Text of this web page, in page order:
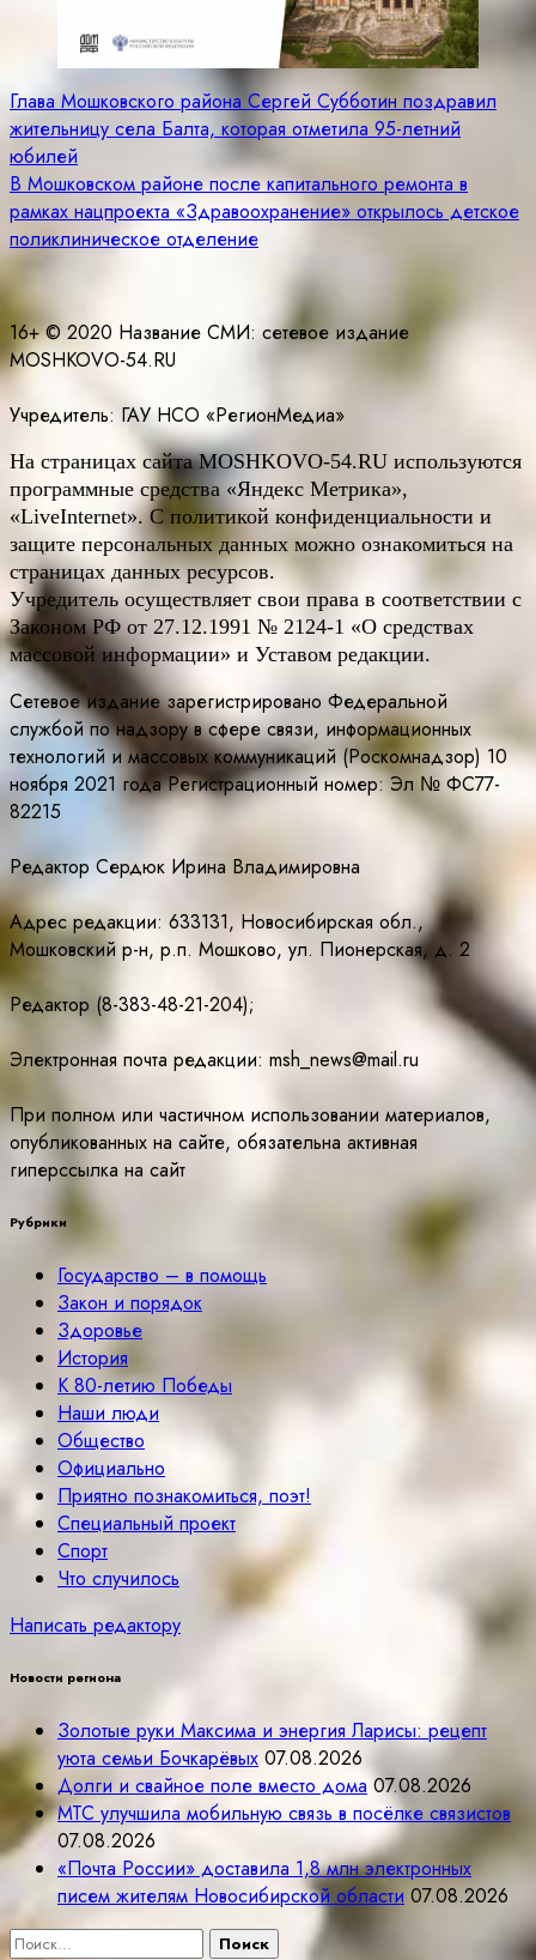
Навигация
по
записям
Глава Мошковского района Сергей Субботин поздравил
жительницу села Балта, которая отметила 95-летний
юбилей
В Мошковском районе после капитального ремонта в
рамках нацпроекта «Здравоохранение» открылось детское
поликлиническое отделение
16+ © 2020 Название СМИ: cетевое издание
MOSHKOVO-54.RU
Учредитель: ГАУ НСО «РегионМедиа»
На страницах сайтаMOSHKOVO-54.RU используются
программные средства «Яндекс Метрика»,
«LiveInternet». С политикой конфиденциальности и
защите персональных данных можно ознакомиться на
страницах данных ресурсов.
Учредитель осуществляет свои права в соответствии с
Законом РФ от 27.12.1991 № 2124-1 «О средствах
массовой информации» и Уставом редакции.
Сетевое издание зарегистрировано Федеральной
службой по надзору в сфере связи, информационных
технологий и массовых коммуникаций (Роскомнадзор) 10
ноября 2021 года Регистрационный номер: Эл № ФС77-
82215
Редактор Сердюк Ирина Владимировна
Адрес редакции: 633131, Новосибирская обл.,
Мошковский р-н, р.п. Мошково, ул. Пионерская, д. 2
Редактор (8-383-48-21-204);
Электронная почта редакции: msh_news@mail.ru
При полном или частичном использовании материалов,
опубликованных на сайте, обязательна активная
гиперссылка на сайт
Рубрики
Государство – в помощь
Закон и порядок
Здоровье
История
К 80-летию Победы
Наши люди
Общество
Официально
Приятно познакомиться, поэт!
Специальный проект
Спорт
Что случилось
Написать редактору
Новости региона
Золотые руки Максима и энергия Ларисы: рецепт
уюта семьи Бочкарёвых 07.08.2026
Долги и свайное поле вместо дома 07.08.2026
МТС улучшила мобильную связь в посёлке связистов
07.08.2026
«Почта России» доставила 1,8 млн электронных
писем жителям Новосибирской области 07.08.2026
Найти: